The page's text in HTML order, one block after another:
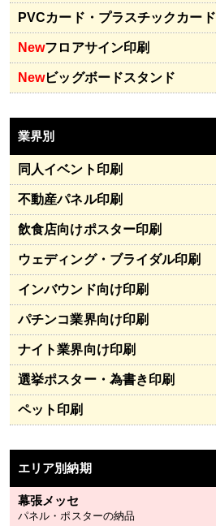
PVCカード・プラスチックカード
Newフロアサイン印刷
Newビッグボードスタンド
業界別
同人イベント印刷
不動産パネル印刷
飲食店向けポスター印刷
ウェディング・ブライダル印刷
インバウンド向け印刷
パチンコ業界向け印刷
ナイト業界向け印刷
選挙ポスター・為書き印刷
ペット印刷
エリア別納期
幕張メッセ
パネル・ポスターの納品